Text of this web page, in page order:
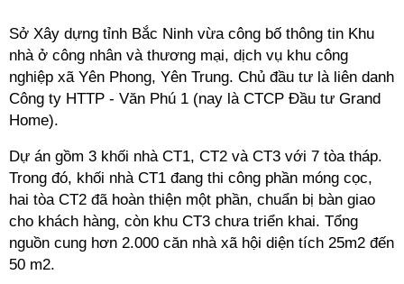
Sở Xây dựng tỉnh Bắc Ninh vừa công bố thông tin Khu
nhà ở công nhân và thương mại, dịch vụ khu công
nghiệp xã Yên Phong, Yên Trung. Chủ đầu tư là liên danh
Công ty HTTP - Văn Phú 1 (nay là CTCP Đầu tư Grand
Home).
Dự án gồm 3 khối nhà CT1, CT2 và CT3 với 7 tòa tháp.
Trong đó, khối nhà CT1 đang thi công phần móng cọc,
hai tòa CT2 đã hoàn thiện một phần, chuẩn bị bàn giao
cho khách hàng, còn khu CT3 chưa triển khai. Tổng
nguồn cung hơn 2.000 căn nhà xã hội diện tích 25m2 đến
50 m2.